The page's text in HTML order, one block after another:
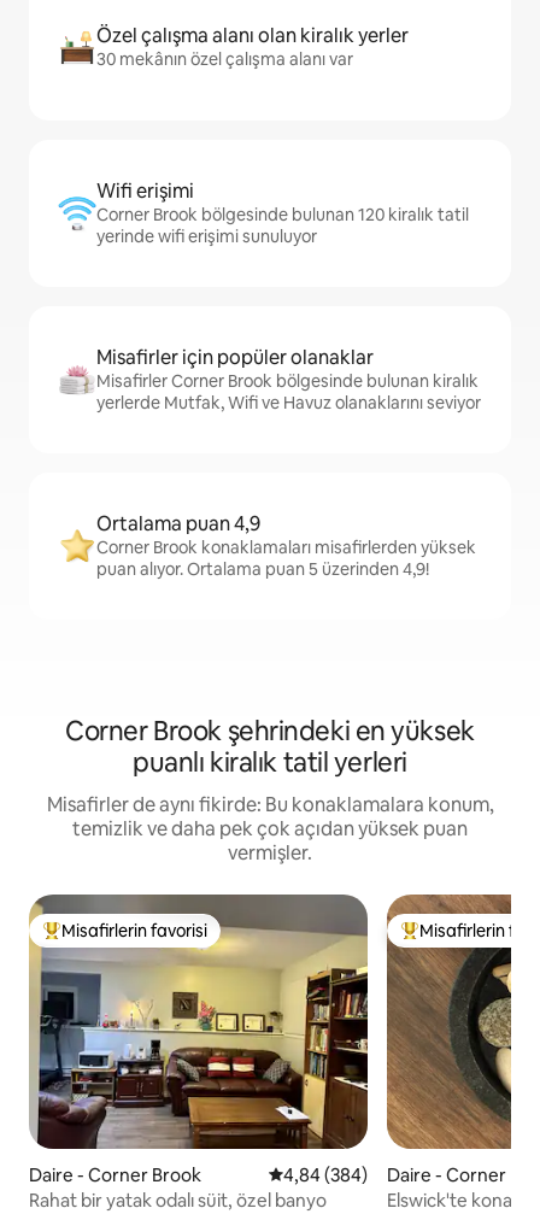
Özel çalışma alanı olan kiralık yerler
30 mekânın özel çalışma alanı var
Wifi erişimi
Corner Brook bölgesinde bulunan 120 kiralık tatil
yerinde wifi erişimi sunuluyor
Misafirler için popüler olanaklar
Misafirler Corner Brook bölgesinde bulunan kiralık
yerlerde Mutfak, Wifi ve Havuz olanaklarını seviyor
Ortalama puan 4,9
Corner Brook konaklamaları misafirlerden yüksek
puan alıyor. Ortalama puan 5 üzerinden 4,9!
Corner Brook şehrindeki en yüksek
puanlı kiralık tatil yerleri
Misafirler de aynı fikirde: Bu konaklamalara konum,
temizlik ve daha pek çok açıdan yüksek puan
vermişler.
Misafirlerin favorilerinden en beğenilenler arasında
Misafirlerin favorisi
Daire - Corner Brook 5 üzerinden ortalama 4,84
4,84 (384)
Rahat bir yatak odalı süit, özel banyo
Misafirlerin
Misafirlerin
Daire - Corner
Elswick'te